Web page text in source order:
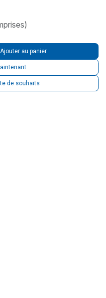
Ajouter au panier
de souhaits